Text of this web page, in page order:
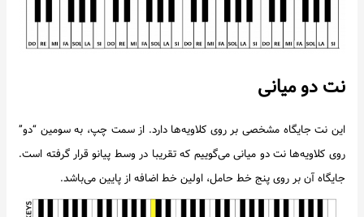
نت دو میانی
این نت جایگاه مشخصی بر روی کلاویه‌ها دارد. از سمت چپ، به سومین “دو”
روی کلاویه‌ها نت دو میانی می‌گوییم که تقریبا در وسط پیانو قرار گرفته است.
جایگاه آن بر روی پنج خط حامل، اولین خط اضافه از پایین می‌باشد.